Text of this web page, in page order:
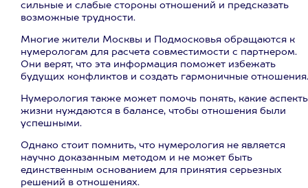
сильные и слабые стороны отношений и предсказать
возможные трудности.
Многие жители Москвы и Подмосковья обращаются к
нумерологам для расчета совместимости с партнером.
Они верят, что эта информация поможет избежать
будущих конфликтов и создать гармоничные отношения.
Нумерология также может помочь понять, какие
жизни нуждаются в балансе, чтобы отношения были
успешными.
Однако стоит помнить, что нумерология не является
научно доказанным методом и не может быть
единственным основанием для принятия серьезных
решений в отношениях.